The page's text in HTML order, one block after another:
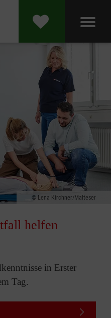
Lena Kirchner/Malteser
helfen
in Erster
Tag.